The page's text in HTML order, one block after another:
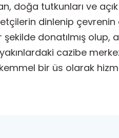
doğa tutkunları ve
dinlenip çevrenin
donatılmış
cazibe
bir üs olarak